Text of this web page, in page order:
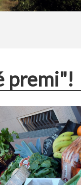
premi"!